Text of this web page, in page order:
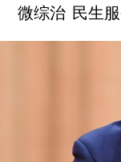
微综治 民生